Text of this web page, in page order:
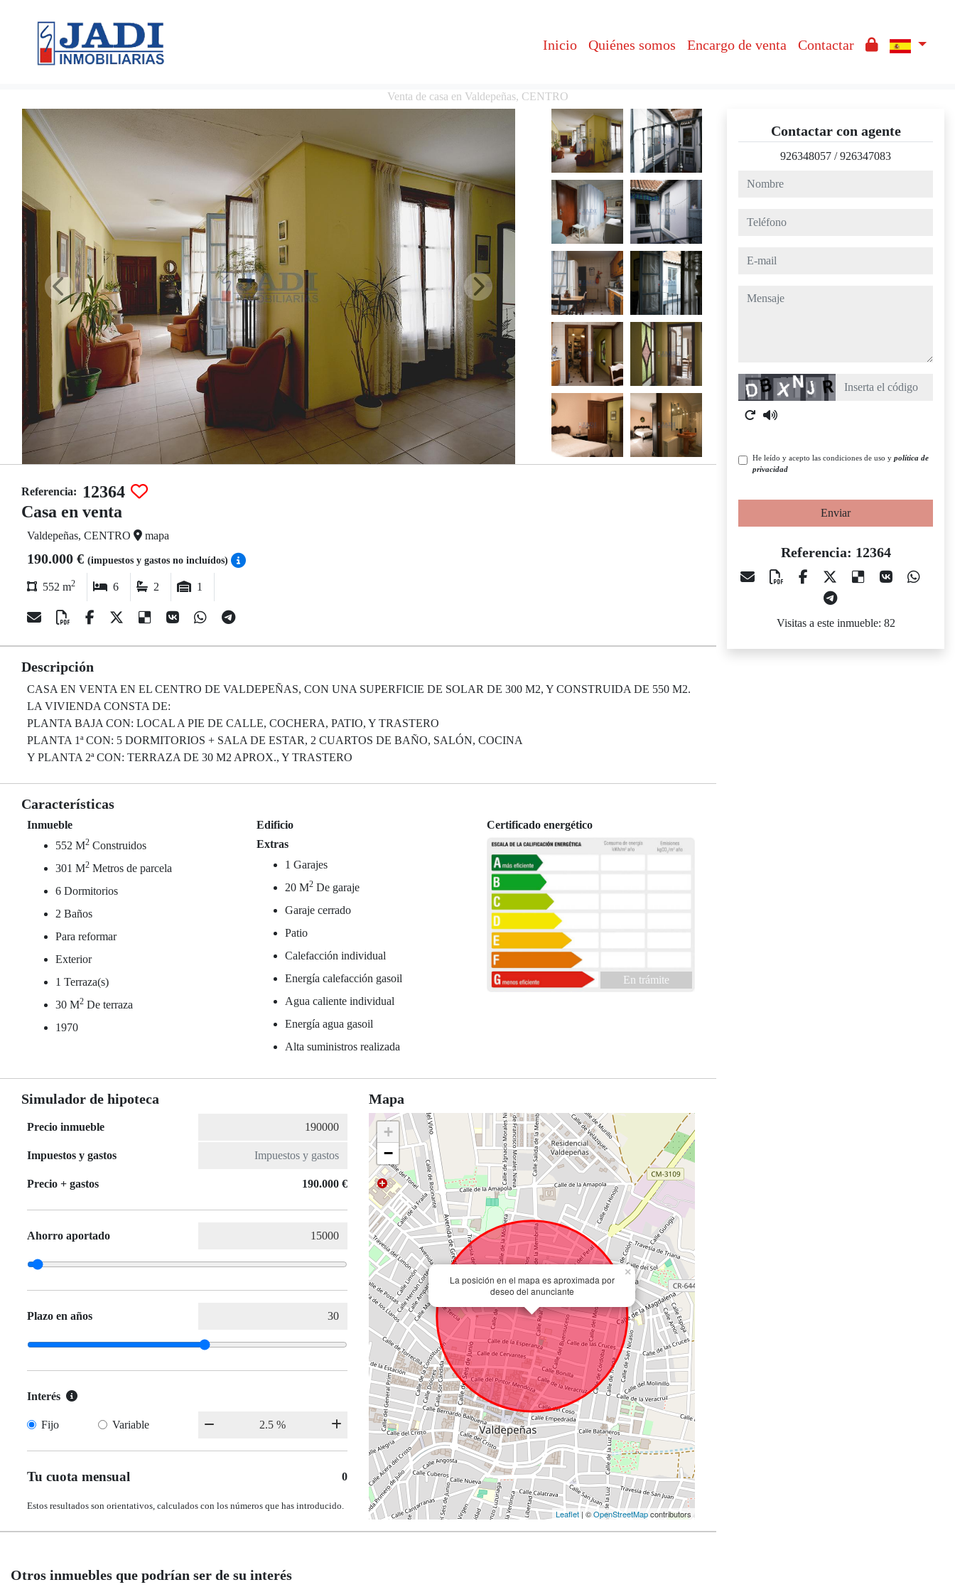
Inicio Quiénes somos Encargo de venta Contactar
Venta de casa en Valdepeñas, CENTRO
Referencia:
12364
Casa en venta
Valdepeñas, CENTRO mapa
190.000 € (impuestos y gastos no incluídos)
552 m2 6 2 1
Descripción
CASA EN VENTA EN EL CENTRO DE VALDEPEÑAS, CON UNA SUPERFICIE DE SOLAR DE 300 M2, Y CONSTRUIDA DE 550 M2.
LA VIVIENDA CONSTA DE:
PLANTA BAJA CON: LOCAL A PIE DE CALLE, COCHERA, PATIO, Y TRASTERO
PLANTA 1ª CON: 5 DORMITORIOS + SALA DE ESTAR, 2 CUARTOS DE BAÑO, SALÓN, COCINA
Y PLANTA 2ª CON: TERRAZA DE 30 M2 APROX., Y TRASTERO
Características
Inmueble
552 M2 Construidos
301 M2 Metros de parcela
6 Dormitorios
2 Baños
Para reformar
Exterior
1 Terraza(s)
30 M2 De terraza
1970
Edificio
Extras
1 Garajes
20 M2 De garaje
Garaje cerrado
Patio
Calefacción individual
Energía calefacción gasoil
Agua caliente individual
Energía agua gasoil
Alta suministros realizada
Certificado energético
En trámite
Simulador de hipoteca
Precio inmueble
Impuestos y gastos
Precio + gastos 190.000 €
Ahorro aportado
Plazo en años
Interés
Fijo Variable
Tu cuota mensual 0
Estos resultados son orientativos, calculados con los números que has introducido.
Mapa
La posición en el mapa es aproximada por
deseo del anunciante
×
+
−
Leaflet | ©OpenStreetMapcontributors
Contactar con agente
926348057 /926347083
nombre
teléfono
e-mail
mensaje
Captcha
He leído y acepto las condiciones de uso y política de
privacidad
Enviar
Referencia: 12364
Visitas a este inmueble: 82
Otros inmuebles que podrían ser de su interés